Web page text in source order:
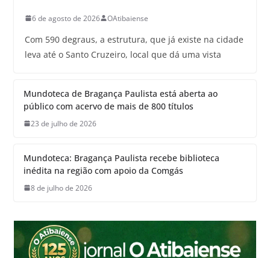
6 de agosto de 2026 OAtibaiense
Com 590 degraus, a estrutura, que já existe na cidade
leva até o Santo Cruzeiro, local que dá uma vista
Mundoteca de Bragança Paulista está aberta ao
público com acervo de mais de 800 títulos
23 de julho de 2026
Mundoteca: Bragança Paulista recebe biblioteca
inédita na região com apoio da Comgás
8 de julho de 2026